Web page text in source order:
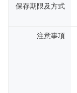
Sila hubungi NP
mempunyai sebarang
peribadi yang
oleh AFTEE, sila
海外配送(澳洲)
保存期限及方式
注意事項